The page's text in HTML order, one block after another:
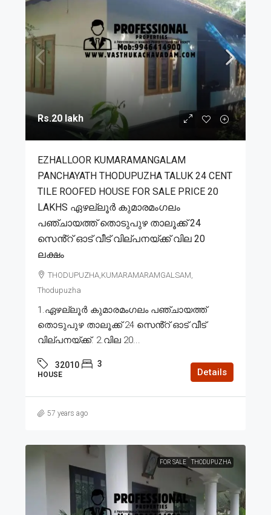
Rs.20 lakh
EZHALLOOR KUMARAMANGALAM
PANCHAYATH THODUPUZHA TALUK 24 CENT
TILE ROOFED HOUSE FOR SALE PRICE 20
LAKHS ഏഴല്ലൂർ കുമാരമംഗലം
പഞ്ചായത്ത് തൊടുപുഴ താലൂക്ക് 24
സെൻ്റ് ഓട് വീട് വില്പനയ്ക്ക് വില 20
ലക്ഷം
THODUPUZHA,KUMARAMARAMGALSAM,
Thodupuzha
1.ഏഴല്ലൂർ കുമാരമംഗലം പഞ്ചായത്ത്
തൊടുപുഴ താലൂക്ക് 24 സെൻ്റ് ഓട് വീട്
വില്പനയ്ക്ക്. 2.വില 20...
32010 3
HOUSE Details
57 years ago
FOR SALE THODUPUZHA